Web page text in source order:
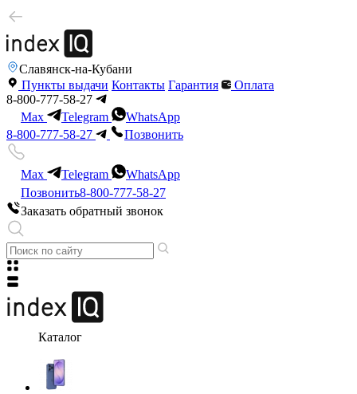
Славянск-на-Кубани
Пункты выдачи Контакты Гарантия
Оплата
8-800-777-58-27
Max
Telegram
WhatsApp
8-800-777-58-27
Позвонить
Max Telegram
WhatsApp
Позвонить8-800-777-58-27
Заказать обратный звонок
Каталог